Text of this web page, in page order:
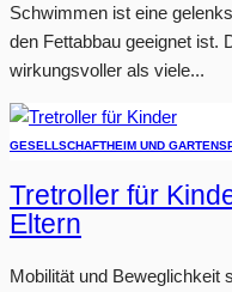
Schwimmen ist eine
den Fettabbau geeignet ist.
wirkungsvoller als viele...
GESELLSCHAFTHEIM UND GARTEN
Tretroller für
Eltern
Mobilität und Beweglichkeit